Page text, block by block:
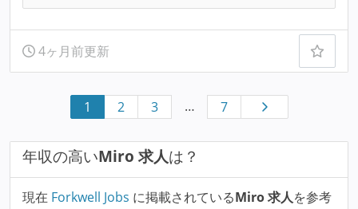
4ヶ月前更新
1 2 3 … 7
年収の高いMiro 求人は？
現在 Forkwell Jobs に掲載されているMiro 求人を参考